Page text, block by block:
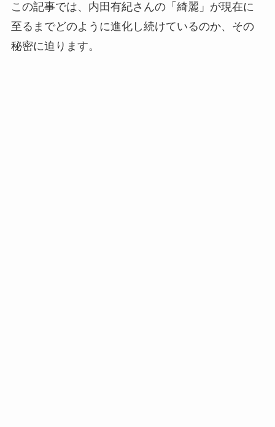
この記事では、内田有紀さんの「綺麗」が現在に
至るまでどのように進化し続けているのか、その
秘密に迫ります。